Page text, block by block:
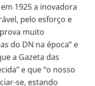
1925 a inovadora
pelo esforço e
muito
do DN na época” e
a Gazeta das
e que “o nosso
se, estando